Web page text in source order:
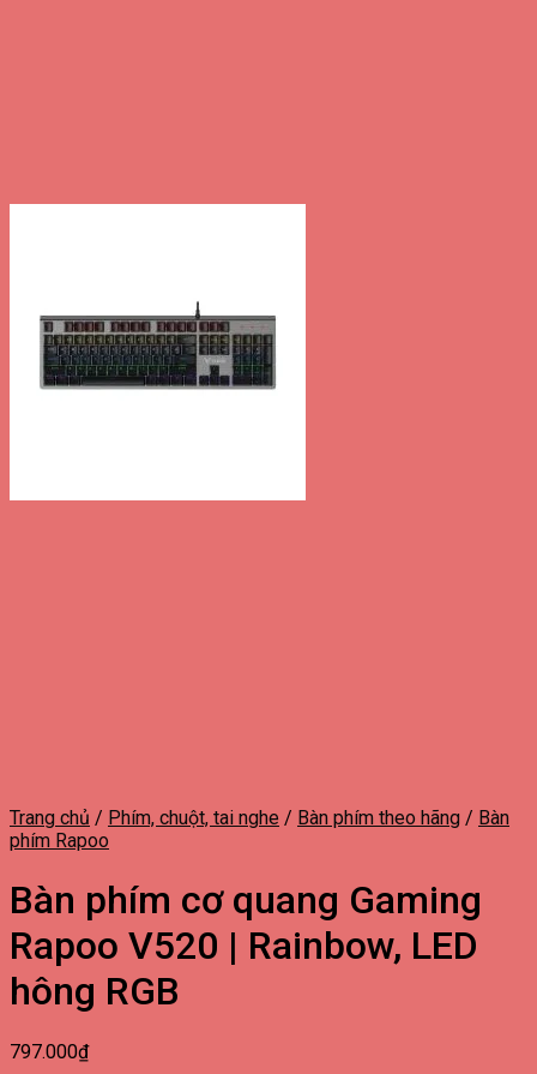
Trang chủ / Phím, chuột, tai nghe / Bàn phím theo hãng / Bàn
phím Rapoo
Bàn phím cơ quang Gaming
Rapoo V520 | Rainbow, LED
hông RGB
797.000₫